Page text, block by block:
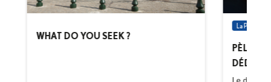
WHAT DO YOU SEEK ?
La
DÉDIÉS